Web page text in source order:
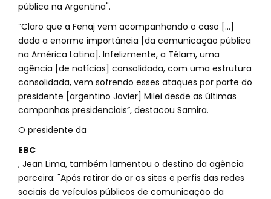
pública na Argentina".
“Claro que a Fenaj vem acompanhando o caso […]
dada a enorme importância [da comunicação pública
na América Latina]. Infelizmente, a Télam, uma
agência [de notícias] consolidada, com uma estrutura
consolidada, vem sofrendo esses ataques por parte do
presidente [argentino Javier] Milei desde as últimas
campanhas presidenciais”, destacou Samira.
O presidente da
EBC
, Jean Lima, também lamentou o destino da agência
parceira: "Após retirar do ar os sites e perfis das redes
sociais de veículos públicos de comunicação da